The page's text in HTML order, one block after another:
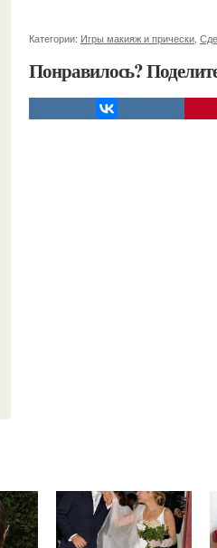
Категории: Игры макияж и прически
Понравилось?